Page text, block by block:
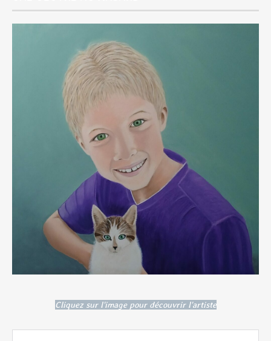
Cliquez sur l'image pour découvrir l'artiste